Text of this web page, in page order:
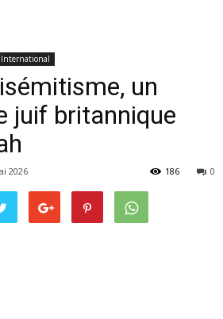
International
un
juif britannique
2026 0
186